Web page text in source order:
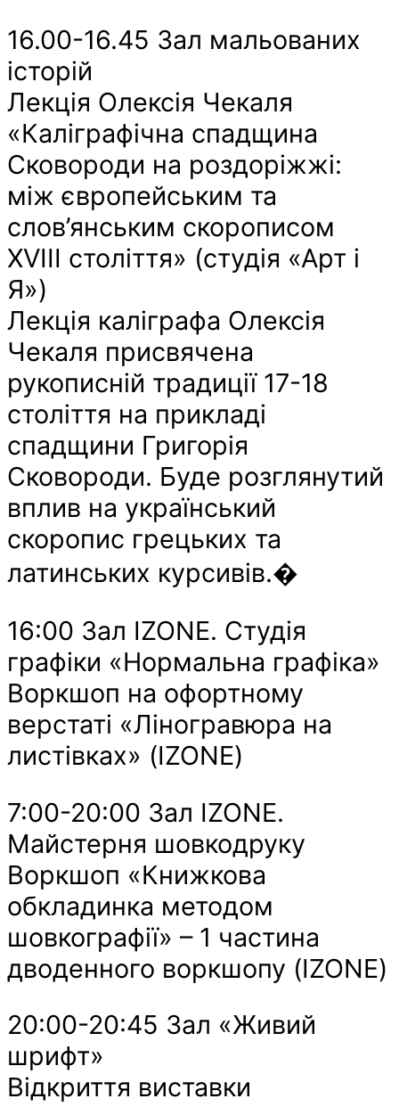
16.00-16.45 Зал мальованих
історій
Лекція Олексія Чекаля
«Каліграфічна спадщина
Сковороди на роздоріжжі:
між європейським та
слов’янським скорописом
XVIII століття» (студія «Арт і
Я»)
Лекція каліграфа Олексія
Чекаля присвячена
рукописній традиції 17-18
століття на прикладі
спадщини Григорія
Сковороди. Буде розглянутий
вплив на український
скоропис грецьких та
латинських курсивів.�
16:00 Зал IZONE. Студія
графіки «Нормальна графіка»
Воркшоп на офортному
верстаті «Ліногравюра на
листівках» (IZONE)
7:00-20:00 Зал IZONE.
Майстерня шовкодруку
Воркшоп «Книжкова
обкладинка методом
шовкографії» – 1 частина
дводенного воркшопу (IZONE)
20:00-20:45 Зал «Живий
шрифт»
Відкриття виставки